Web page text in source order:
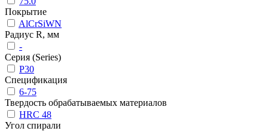
Покрытие
AlCrSiWN
Радиус R, мм
-
Серия (Series)
P30
Спецификация
6-75
Твердость обрабатываемых материалов
HRC 48
Угол спирали